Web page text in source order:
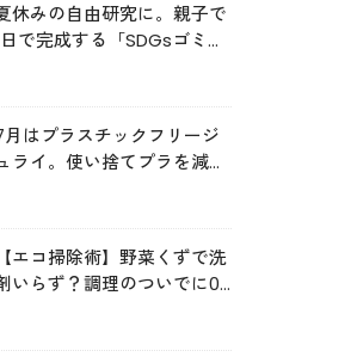
休みの自由研究に。親子で
で完成する「SDGsゴミ・
月はプラスチックフリージ
ライ。使い捨てプラを減ら
【エコ掃除術】野菜くずで洗
いらず？調理のついでに0